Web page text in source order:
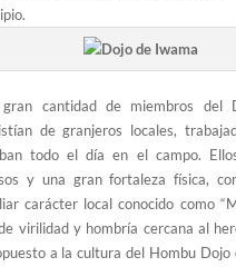
gran cantidad de miembros del
de granjeros locales,
todo el día en el campo.
y una gran fortaleza física,
carácter local conocido como
virilidad y hombría cercana al
a la cultura del Hombu Dojo